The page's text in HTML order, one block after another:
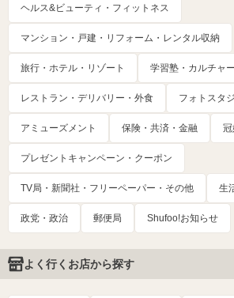
ヘルス&ビューティ・フィットネス
マンション・戸建・リフォーム・レンタル収納
旅行・ホテル・リゾート 学習塾・カルチャ
レストラン・デリバリー・外食 フォトスタ
アミューズメント 保険・共済・金融 冠
プレゼントキャンペーン・クーポン
TV局・新聞社・フリーペーパー・その他 生
政党・政治 郵便局 Shufoo!お知らせ
よく行くお店から探す